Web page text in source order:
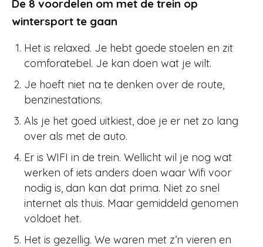
De 8 voordelen om met de trein op
wintersport te gaan
Het is relaxed. Je hebt goede stoelen en zit
comforatebel. Je kan doen wat je wilt.
Je hoeft niet na te denken over de route,
benzinestations.
Als je het goed uitkiest, doe je er net zo lang
over als met de auto.
Er is WIFI in de trein. Wellicht wil je nog wat
werken of iets anders doen waar Wifi voor
nodig is, dan kan dat prima. Niet zo snel
internet als thuis. Maar gemiddeld genomen
voldoet het.
Het is gezellig. We waren met z’n vieren en